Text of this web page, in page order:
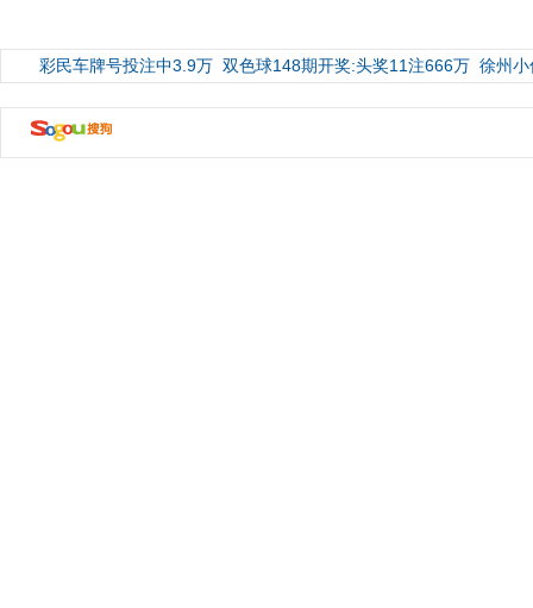
彩民车牌号投注中3.9万 双色球148期开奖:头奖11注666万 徐州